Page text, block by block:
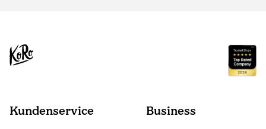
Kundenservice Business